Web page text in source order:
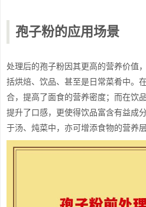
孢子粉的应用场景
处理后的孢子粉因其更高的营养价值
括烘焙、饮品、甚至是日常菜肴中。
合，提高了面食的营养密度；而在饮
提升了口感，更使得饮品富含有益成
于汤、炖菜中，亦可增添食物的营养